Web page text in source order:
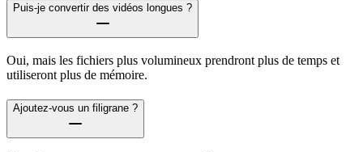
Puis-je convertir des vidéos longues ?
Oui, mais les fichiers plus volumineux prendront plus de temps et
utiliseront plus de mémoire.
Ajoutez-vous un filigrane ?